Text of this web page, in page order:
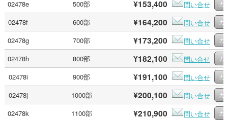
02478e
500部 ¥153,400
問い合せ
02478f
600部 ¥164,200
問い合せ
02478g
700部 ¥173,200
問い合せ
02478h
800部 ¥182,100
問い合せ
02478i
900部 ¥191,100
問い合せ
02478j
1000部 ¥200,100
問い合せ
02478k
1100部 ¥210,900
問い合せ